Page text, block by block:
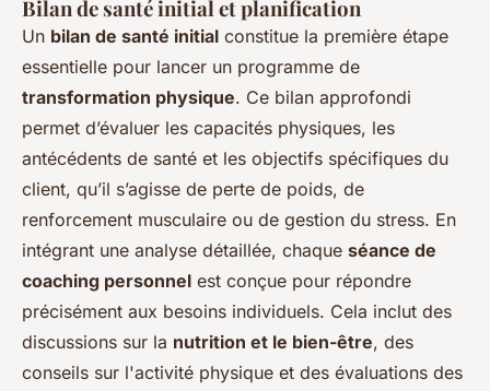
Bilan de santé initial et planification
Un bilan de santé initial constitue la première étape
essentielle pour lancer un programme de
transformation physique. Ce bilan approfondi
permet d’évaluer les capacités physiques, les
antécédents de santé et les objectifs spécifiques du
client, qu’il s’agisse de perte de poids, de
renforcement musculaire ou de gestion du stress. En
intégrant une analyse détaillée, chaque séance de
coaching personnel est conçue pour répondre
précisément aux besoins individuels. Cela inclut des
discussions sur la nutrition et le bien-être, des
conseils sur l'activité physique et des évaluations des